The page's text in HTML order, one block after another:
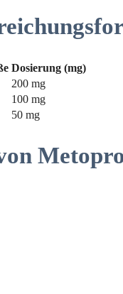
Dosierung (mg)
200 mg
100 mg
50 mg